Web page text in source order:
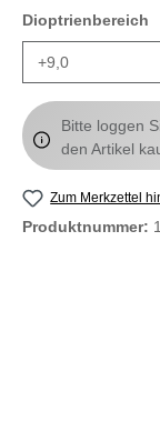
Dioptrienbereich
Bitte loggen
den Artikel
Zum Merkzettel
Produktnummer: